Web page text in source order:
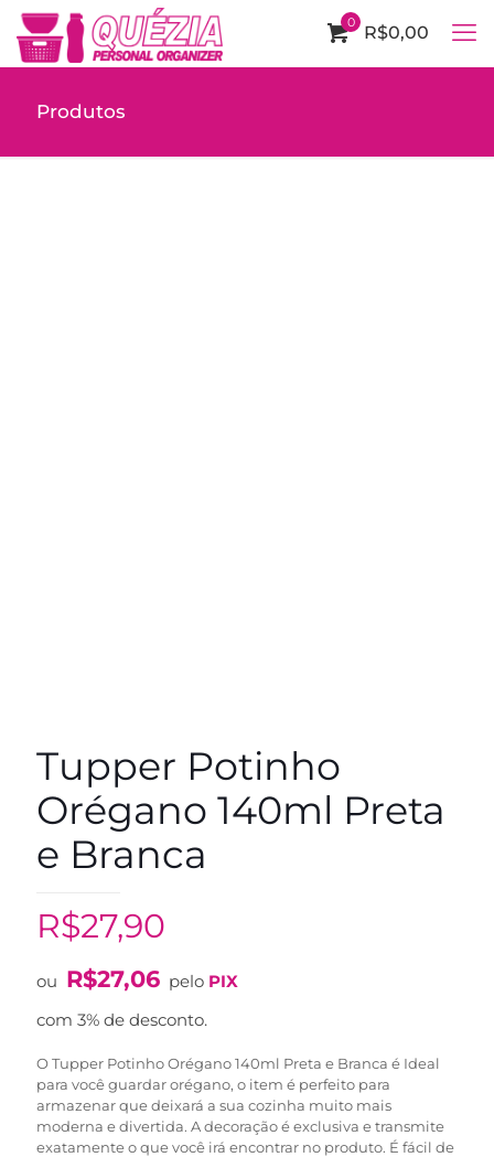
0 R$0,00
Produtos
Tupper Potinho
Orégano 140ml Preta
e Branca
R$27,90
ou R$27,06 pelo PIX
com 3% de desconto.
O Tupper Potinho Orégano 140ml Preta e Branca é Ideal
para você guardar orégano, o item é perfeito para
armazenar que deixará a sua cozinha muito mais
moderna e divertida. A decoração é exclusiva e transmite
exatamente o que você irá encontrar no produto. É fácil de